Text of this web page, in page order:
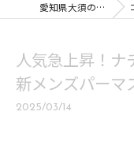
愛知県大須の美容室ならiss
人気急上昇！ナ
新メンズパーマ
2025/03/14